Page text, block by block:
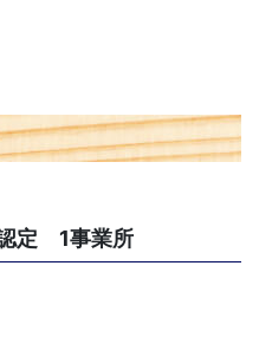
定 1事業所